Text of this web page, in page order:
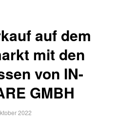
auf dem
mit den
von IN-
GMBH
2022